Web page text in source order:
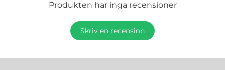
Produkten har inga recensioner
Skriv en recension